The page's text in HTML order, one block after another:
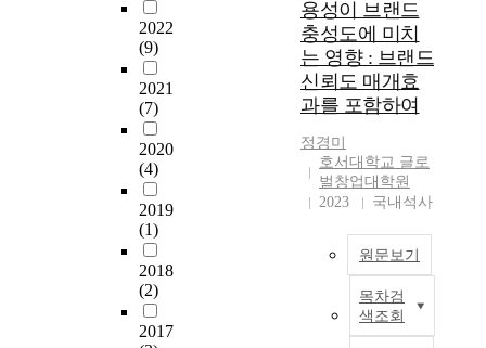
2022
(9)
2021
(7)
2020
(4)
2019
(1)
2018
(2)
2017
용성이 브랜드
충성도에 미치
는 영향 : 브랜드
신뢰도 매개효
과를 포함하여
정경미
호서대학교 글로
벌창업대학원
2023
국내석사
원문보기
목차검
색조회